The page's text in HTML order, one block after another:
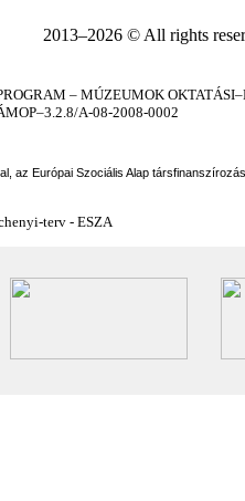
2013–2026 © All rights
– MÚZEUMOK
A-08-2008-0002
az Európai Szociális Alap